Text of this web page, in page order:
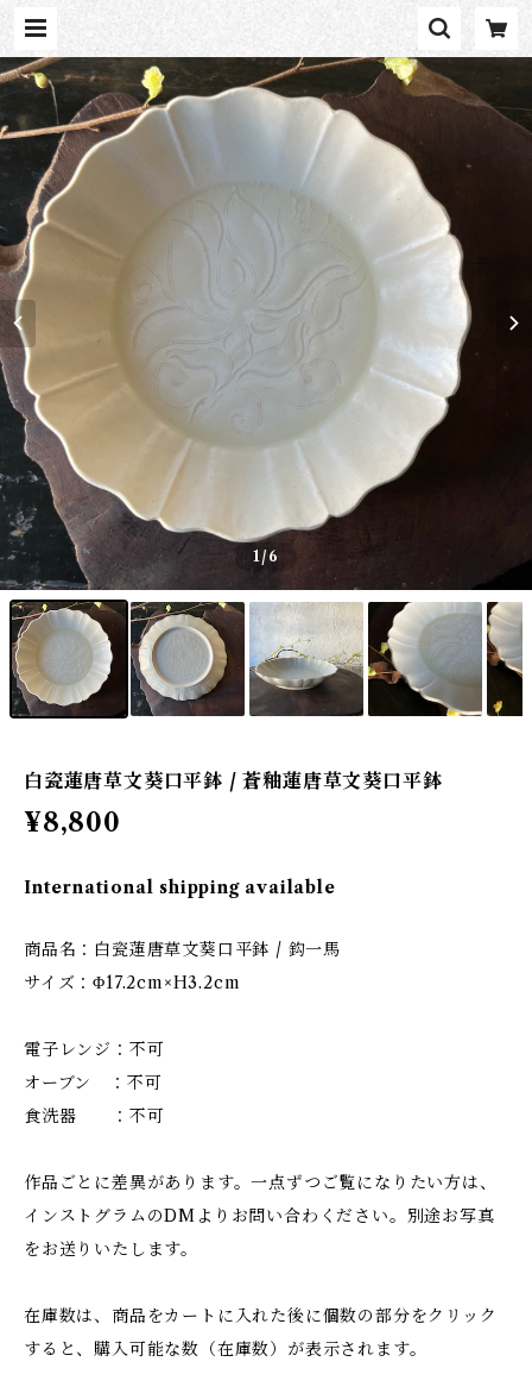
1/6
白瓷蓮唐草文葵口平鉢 / 蒼釉蓮唐草文葵口平鉢
¥8,800
International shipping available
商品名：白瓷蓮唐草文葵口平鉢 / 鈎一馬
サイズ：Φ17.2cm×H3.2cm
電子レンジ：不可
オーブン ：不可
食洗器 ：不可
作品ごとに差異があります。一点ずつご覧になりたい方は、
インストグラムのDMよりお問い合わください。別途お写真
をお送りいたします。
在庫数は、商品をカートに入れた後に個数の部分をクリック
すると、購入可能な数（在庫数）が表示されます。